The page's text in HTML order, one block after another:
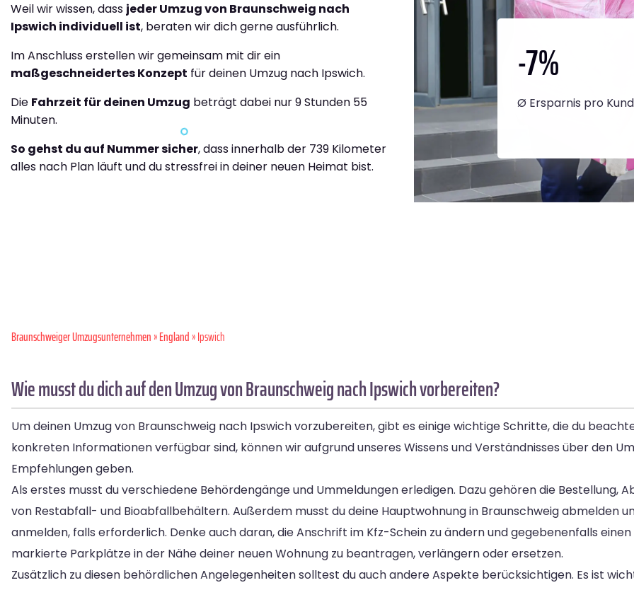
Weil wir wissen, dass jeder Umzug von Braunschweig nach
Ipswich individuell ist, beraten wir dich gerne ausführlich.
Im Anschluss erstellen wir gemeinsam mit dir ein
maßgeschneidertes Konzept für deinen Umzug nach Ipswich.
Die Fahrzeit für deinen Umzug beträgt dabei nur 9 Stunden 55
Minuten.
So gehst du auf Nummer sicher, dass innerhalb der 739 Kilometer
alles nach Plan läuft und du stressfrei in deiner neuen Heimat bist.
-7%
Ø Ersparnis pro
Braunschweiger Umzugsunternehmen»England» Ipswich
Wie musst du dich auf den Umzug von Braunschweig nach Ipswich vorbereiten?
Um deinen Umzug von Braunschweig nach Ipswich vorzubereiten, gibt es einige wichtige Schritte, die du
konkreten Informationen verfügbar sind, können wir aufgrund unseres Wissens und Verständnisses über den
Empfehlungen geben.
Als erstes musst du verschiedene Behördengänge und Ummeldungen erledigen. Dazu gehören die Bestellung,
von Restabfall- und Bioabfallbehältern. Außerdem musst du deine Hauptwohnung in Braunschweig abmelden
anmelden, falls erforderlich. Denke auch daran, die Anschrift im Kfz-Schein zu ändern und gegebenenfalls
markierte Parkplätze in der Nähe deiner neuen Wohnung zu beantragen, verlängern oder ersetzen.
Zusätzlich zu diesen behördlichen Angelegenheiten solltest du auch andere Aspekte berücksichtigen. Es ist